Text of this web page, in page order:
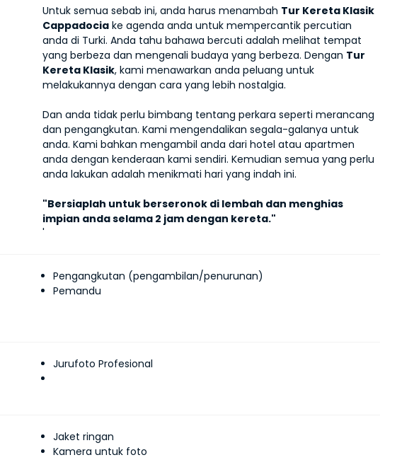
Untuk semua sebab ini, anda harus menambah Tur Kereta Klasik
Cappadocia ke agenda anda untuk mempercantik percutian
anda di Turki. Anda tahu bahawa bercuti adalah melihat tempat
yang berbeza dan mengenali budaya yang berbeza. Dengan Tur
Kereta Klasik, kami menawarkan anda peluang untuk
melakukannya dengan cara yang lebih nostalgia.
Dan anda tidak perlu bimbang tentang perkara seperti merancang
dan pengangkutan. Kami mengendalikan segala-galanya untuk
anda. Kami bahkan mengambil anda dari hotel atau apartmen
anda dengan kenderaan kami sendiri. Kemudian semua yang perlu
anda lakukan adalah menikmati hari yang indah ini.
"Bersiaplah untuk berseronok di lembah dan menghias
impian anda selama 2 jam dengan kereta."
'
Pengangkutan (pengambilan/penurunan)
Pemandu
Jurufoto Profesional
Jaket ringan
Kamera untuk foto